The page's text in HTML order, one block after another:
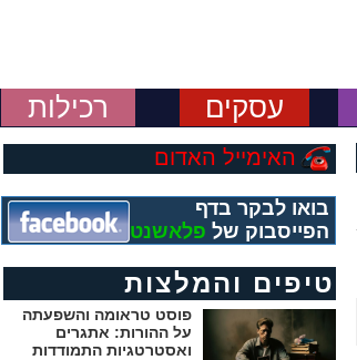
עסקים רכילות
האימייל האדום
בואו לבקר בדף
הפייסבוק של פלאשנט
טיפים והמלצות
פוסט טראומה והשפעתה
על ההורות: אתגרים
ואסטרטגיות התמודדות